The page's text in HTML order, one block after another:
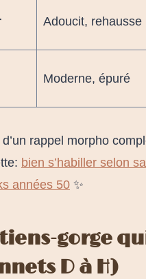
Adoucit, rehausse
Moderne, épuré
rappel morpho
bien s’habiller selon
années 50 ✨
gorge
D à H)